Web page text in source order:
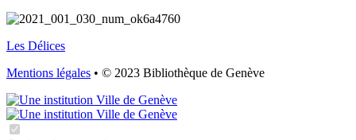
Les Délices
Mentions légales • © 2023 Bibliothèque de Genève